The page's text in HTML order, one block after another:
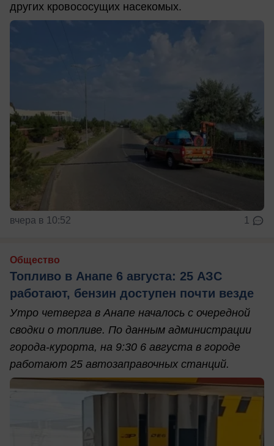
других кровососущих насекомых.
вчера в 10:52 1
Общество
Топливо в Анапе 6 августа: 25 АЗС
работают, бензин доступен почти везде
Утро четверга в Анапе началось с очередной
сводки о топливе. По данным администрации
города-курорта, на 9:30 6 августа в городе
работают 25 автозаправочных станций.